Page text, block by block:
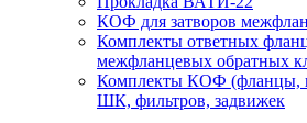
КОФ для затворов
Комплекты ответных
межфланцевых обратных
Комплекты КОФ (фланцы,
ШК, фильтров, задвижек